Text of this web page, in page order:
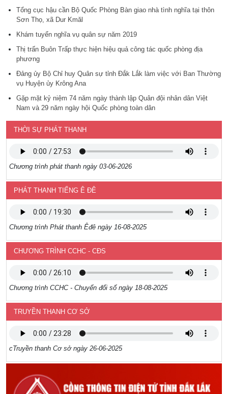
Tổng cục hậu cần Bộ Quốc Phòng Bàn giao nhà tình nghĩa tại thôn
Sơn Thọ, xã Dur Kmăl
Khám tuyển nghĩa vụ quân sự năm 2019
Thị trấn Buôn Trấp thực hiện hiệu quả công tác quốc phòng địa
phương
Đảng ủy Bộ Chỉ huy Quân sự tỉnh Đắk Lắk làm việc với Ban Thường
vụ Huyện ủy Krông Ana
Gặp mặt kỷ niệm 74 năm ngày thành lập Quân đội nhân dân Việt
Nam và 29 năm ngày hội Quốc phòng toàn dân
THỜI SỰ PHÁT THANH
Chương trình phát thanh ngày 03-06-2026
PHÁT THANH TIẾNG Ê ĐÊ
Chương trình Phát thanh Êđê ngày 16-08-2025
CHƯƠNG TRÌNH CCHC - CĐS
Chương trình CCHC - Chuyển đổi số ngày 18-08-2025
TRUYỀN THANH CƠ SỞ
cTruyền thanh Cơ sở ngày 26-06-2025